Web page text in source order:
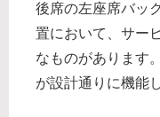
後席の左座席バッ
置において、サー
なものがあります
が設計通りに機能